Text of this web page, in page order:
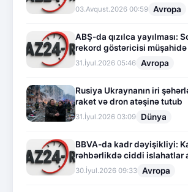
03.Avqust.2026 00:59 Avropa
ABŞ-da qızılca yayılması:
rekord göstəricisi müşahidə
31.İyul.2026 05:46 Avropa
Rusiya Ukraynanın iri
raket və dron atəşinə tutub
31.İyul.2026 03:09 Dünya
BBVA-da kadr dəyişikliyi:
rəhbərlikdə ciddi islahatlar
30.İyul.2026 09:33 Avropa